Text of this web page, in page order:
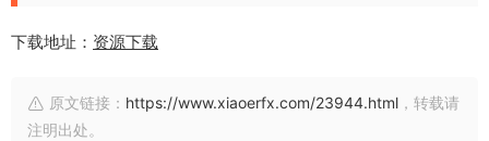
下载地址： 资源下载
原文链接： https://www.xiaoerfx.com/23944.html ，转载请
注明出处。